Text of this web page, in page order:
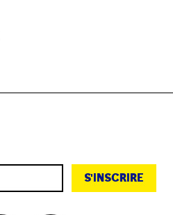
S'INSCRIRE